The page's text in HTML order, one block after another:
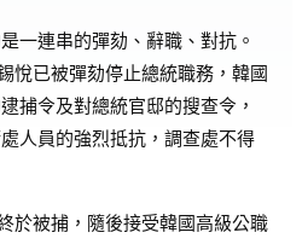
一連串的彈劾、辭職、對抗。
悅已被彈劾停止總統職務，韓國
捕令及對總統官邸的搜查令，
人員的強烈抵抗，調查處不得
於被捕，隨後接受韓國高級公職